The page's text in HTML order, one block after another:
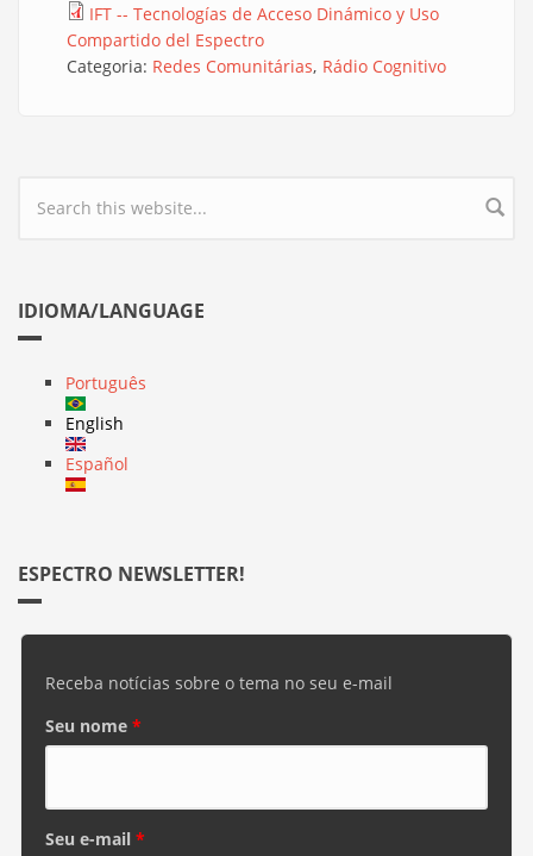
IFT -- Tecnologías de Acceso Dinámico y Uso
Compartido del Espectro
Categoria: Redes Comunitárias Rádio Cognitivo
Search form
IDIOMA/LANGUAGE
Português
English
Español
ESPECTRO NEWSLETTER!
Receba notícias sobre o tema no seu e-mail
Seu nome *
Seu e-mail *